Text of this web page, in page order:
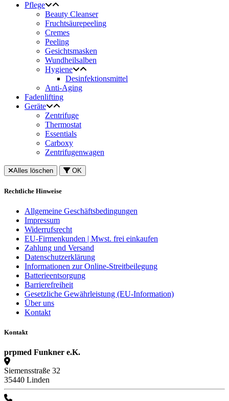
Pflege
Beauty Cleanser
Fruchtsäurepeeling
Cremes
Peeling
Gesichtsmasken
Wundheilsalben
Hygiene
Desinfektionsmittel
Anti-Aging
Fadenlifting
Geräte
Zentrifuge
Thermostat
Essentials
Carboxy
Zentrifugenwagen
Alles löschen OK
Rechtliche Hinweise
Allgemeine Geschäftsbedingungen
Impressum
Widerrufsrecht
EU-Firmenkunden | Mwst. frei einkaufen
Zahlung und Versand
Datenschutzerklärung
Informationen zur Online-Streitbeilegung
Batterieentsorgung
Barrierefreiheit
Gesetzliche Gewährleistung (EU-Information)
Über uns
Kontakt
Kontakt
prpmed Funkner e.K.
Siemensstraße 32
35440 Linden